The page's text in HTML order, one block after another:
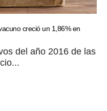
creció un 1,86% en
del año 2016 de las